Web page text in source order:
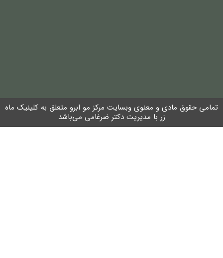
تمامی حقوق مادی و معنوی وبسایت مرکز مو ابرو متعلق به کلینیک ماه
زر با مدیریت دکتر ضرغامی می‌باشد